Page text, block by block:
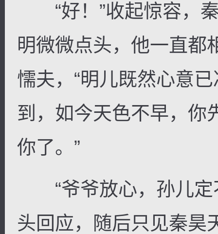
“好！”收起惊容，秦
明微微点头，他一直都
懦夫，“明儿既然心意
到，如今天色不早，你
你了。”
“爷爷放心，孙儿定
头回应，随后只见秦昊